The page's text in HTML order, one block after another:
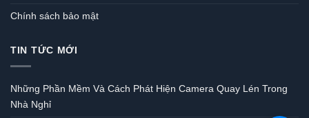
Chính sách bảo mật
TIN TỨC MỚI
Những Phần Mềm Và Cách Phát Hiện Camera Quay Lén Trong
Nhà Nghỉ